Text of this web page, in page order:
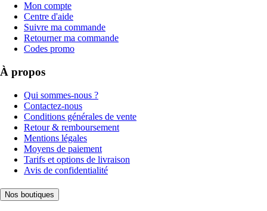
Mon compte
Centre d'aide
Suivre ma commande
Retourner ma commande
Codes promo
À propos
Qui sommes-nous ?
Contactez-nous
Conditions générales de vente
Retour & remboursement
Mentions légales
Moyens de paiement
Tarifs et options de livraison
Avis de confidentialité
Nos boutiques